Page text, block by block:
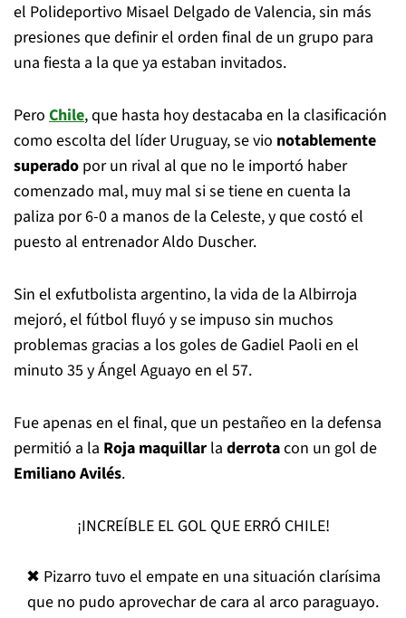
el Polideportivo Misael Delgado de Valencia, sin más
presiones que definir el orden final de un grupo para
una fiesta a la que ya estaban invitados.
Pero Chile, que hasta hoy destacaba en la clasificación
como escolta del líder Uruguay, se vio notablemente
superado por un rival al que no le importó haber
comenzado mal, muy mal si se tiene en cuenta la
paliza por 6-0 a manos de la Celeste, y que costó el
puesto al entrenador Aldo Duscher.
Sin el exfutbolista argentino, la vida de la Albirroja
mejoró, el fútbol fluyó y se impuso sin muchos
problemas gracias a los goles de Gadiel Paoli en el
minuto 35 y Ángel Aguayo en el 57.
Fue apenas en el final, que un pestañeo en la defensa
permitió a la Roja maquillar la derrotacon un gol de
Emiliano Avilés.
¡INCREÍBLE EL GOL QUE ERRÓ CHILE!
✖ Pizarro tuvo el empate en una situación clarísima
que no pudo aprovechar de cara al arco paraguayo.